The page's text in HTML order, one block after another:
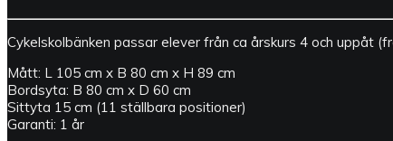
Cykelskolbänken passar elever från ca årskurs 4 och uppåt
Mått: L 105 cm x B 80 cm x H 89 cm
Bordsyta: B 80 cm x D 60 cm
Sittyta 15 cm (11 ställbara positioner)
Garanti: 1 år